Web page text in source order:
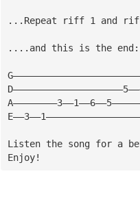
...Repeat riff 1 and
....and this is the end:
Listen the song for a
Enjoy!